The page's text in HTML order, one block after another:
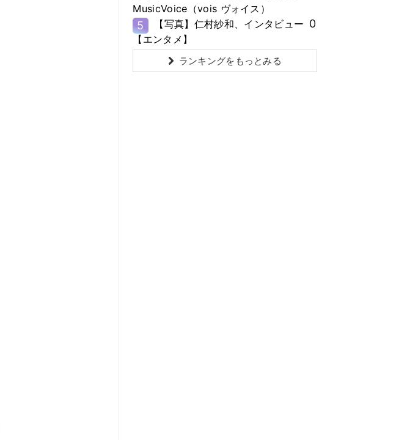
MusicVoice（vois ヴォイス）
5
【写真】仁村紗和、インタビュー
【エンタメ】
0
ランキングをもっとみる